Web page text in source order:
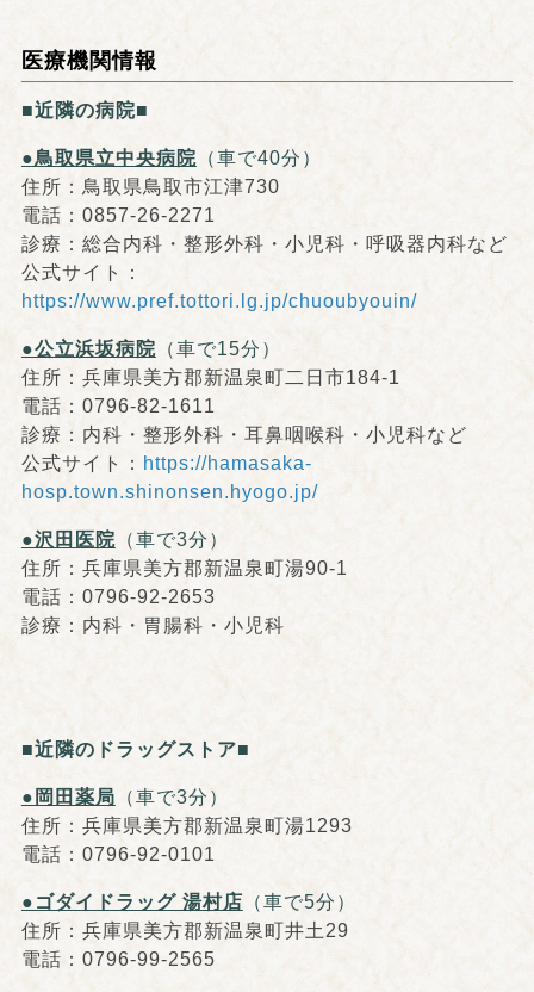
医療機関情報
■近隣の病院■
●鳥取県立中央病院（車で40分）
住所：鳥取県鳥取市江津730
電話：0857-26-2271
診療：総合内科・整形外科・小児科・呼吸器内科など
公式サイト：
https://www.pref.tottori.lg.jp/chuoubyouin/
●公立浜坂病院（車で15分）
住所：兵庫県美方郡新温泉町二日市184-1
電話：0796-82-1611
診療：内科・整形外科・耳鼻咽喉科・小児科など
公式サイト： https://hamasaka-
hosp.town.shinonsen.hyogo.jp/
●沢田医院（車で3分）
住所：兵庫県美方郡新温泉町湯90-1
電話：0796-92-2653
診療：内科・胃腸科・小児科
■近隣のドラッグストア■
●岡田薬局 （車で3分）
住所：兵庫県美方郡新温泉町湯1293
電話：0796-92-0101
●ゴダイドラッグ 湯村店 （車で5分）
住所：兵庫県美方郡新温泉町井土29
電話：0796-99-2565